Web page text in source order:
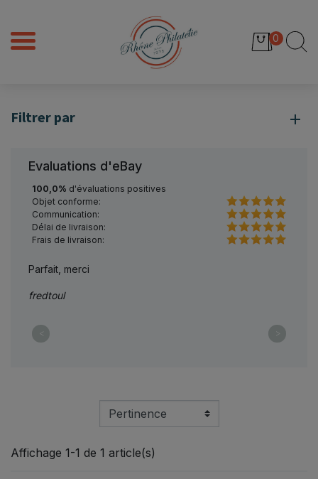
0
Filtrer par
Evaluations d'eBay
100,0% d'évaluations positives
Objet conforme:
Communication:
Délai de livraison:
Frais de livraison:
Parfait, merci
fredtoul
< >
Affichage 1-1 de 1 article(s)